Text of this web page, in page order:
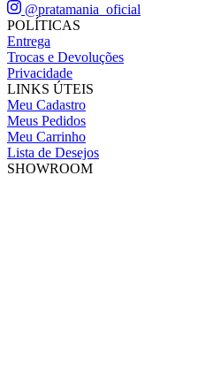
@pratamania_oficial
POLÍTICAS
Entrega
Trocas e Devoluções
Privacidade
LINKS ÚTEIS
Meu Cadastro
Meus Pedidos
Meu Carrinho
Lista de Desejos
SHOWROOM